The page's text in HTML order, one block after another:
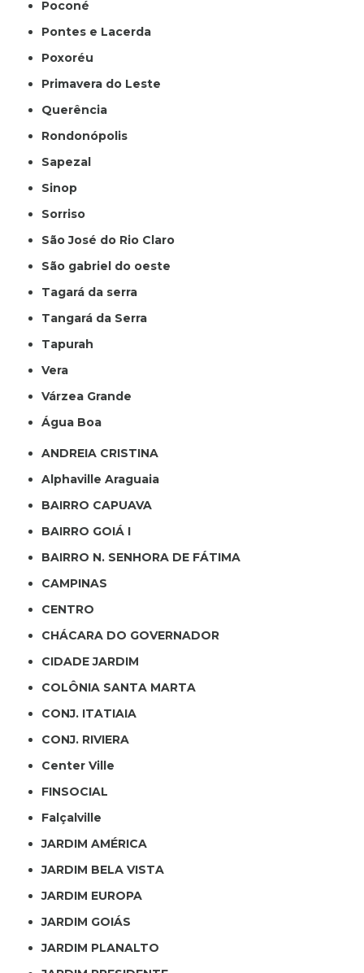
Poconé
Pontes e Lacerda
Poxoréu
Primavera do Leste
Querência
Rondonópolis
Sapezal
Sinop
Sorriso
São José do Rio Claro
São gabriel do oeste
Tagará da serra
Tangará da Serra
Tapurah
Vera
Várzea Grande
Água Boa
ANDREIA CRISTINA
Alphaville Araguaia
BAIRRO CAPUAVA
BAIRRO GOIÁ I
BAIRRO N. SENHORA DE FÁTIMA
CAMPINAS
CENTRO
CHÁCARA DO GOVERNADOR
CIDADE JARDIM
COLÔNIA SANTA MARTA
CONJ. ITATIAIA
CONJ. RIVIERA
Center Ville
FINSOCIAL
Falçalville
JARDIM AMÉRICA
JARDIM BELA VISTA
JARDIM EUROPA
JARDIM GOIÁS
JARDIM PLANALTO